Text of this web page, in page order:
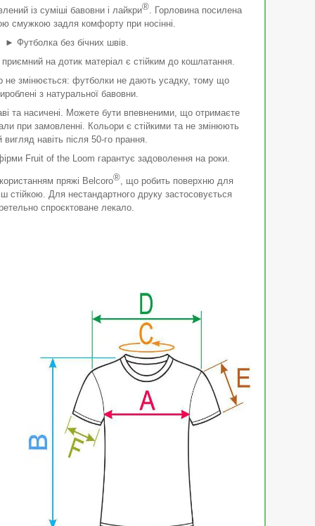
із суміші бавовни і лайкри®. Горловина посилена
смужкою задля комфорту при носінні.
► Футболка без бічних швів.
на дотик матеріал є стійким до кошлатання.
не змінюється: футболки не дають усадку, тому що
з натуральної бавовни.
та насичені. Можете бути впевненими, що отримаєте
при замовленні. Кольори є стійкими та не змінюють
вигляд навіть після 50-го прання.
Fruit of the Loom гарантує задоволення на роки.
пряжі Belcoro®, що робить поверхню для
стійкою. Для нестандартного друку застосовується
спроєктоване лекало.